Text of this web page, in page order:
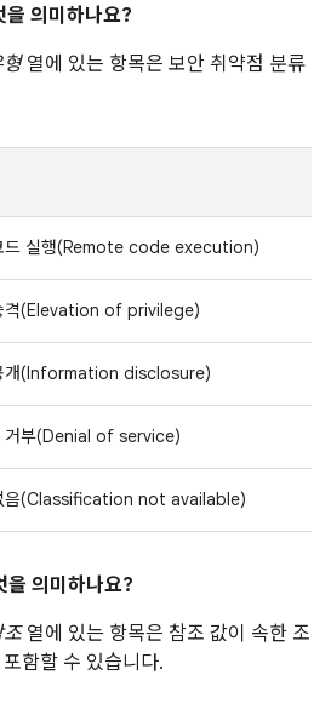
의미하나요?
형열에 있는 항목은 보안 취약점 분류
드 실행(Remote code execution)
격(Elevation of privilege)
개(Information disclosure)
거부(Denial of service)
음(Classification not available)
의미하나요?
조열에 있는 항목은 참조 값이 속한 조
함할 수 있습니다.